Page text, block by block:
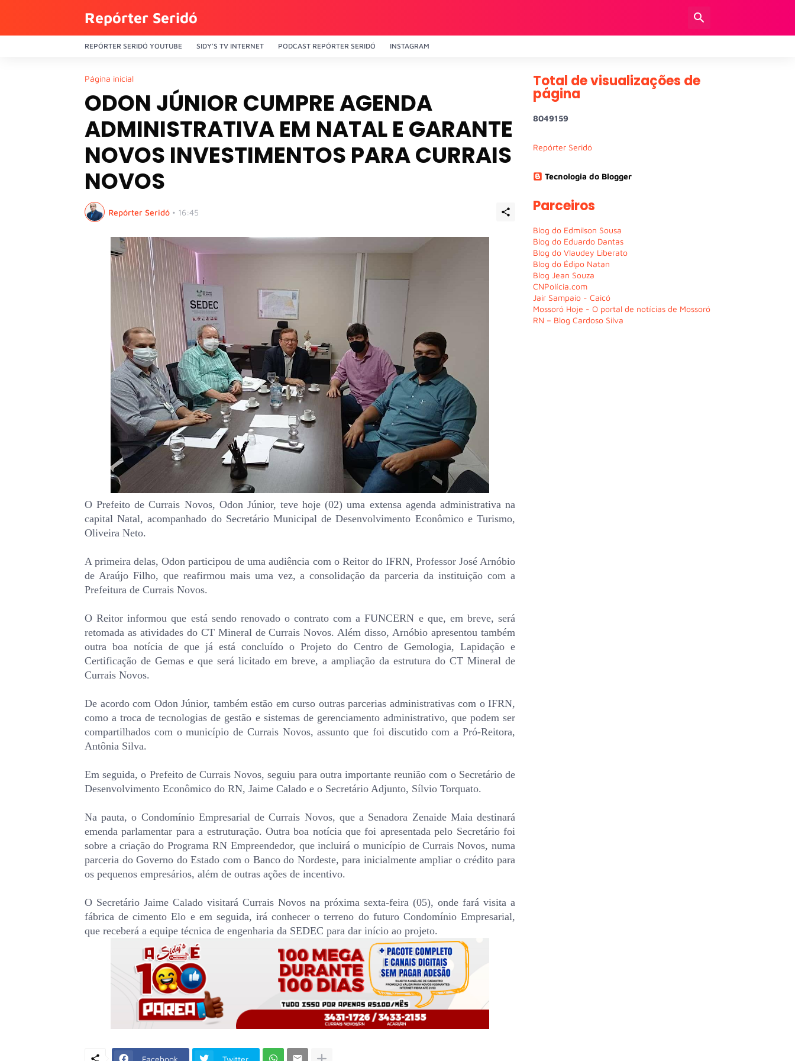
Repórter Seridó
REPÓRTER SERIDÓ YOUTUBE SIDY'S TV INTERNET PODCAST REPÓRTER SERIDÓ INSTAGRAM
Página inicial
ODON JÚNIOR CUMPRE AGENDA
ADMINISTRATIVA EM NATAL E GARANTE
NOVOS INVESTIMENTOS PARA CURRAIS
NOVOS
Repórter Seridó • 16:45
O Prefeito de Currais Novos, Odon Júnior, teve hoje (02) uma extensa agenda administrativa na
capital Natal, acompanhado do Secretário Municipal de Desenvolvimento Econômico e Turismo,
Oliveira Neto.
A primeira delas, Odon participou de uma audiência com o Reitor do IFRN, Professor José Arnóbio
de Araújo Filho, que reafirmou mais uma vez, a consolidação da parceria da instituição com a
Prefeitura de Currais Novos.
O Reitor informou que está sendo renovado o contrato com a FUNCERN e que, em breve, será
retomada as atividades do CT Mineral de Currais Novos. Além disso, Arnóbio apresentou também
outra boa notícia de que já está concluído o Projeto do Centro de Gemologia, Lapidação e
Certificação de Gemas e que será licitado em breve, a ampliação da estrutura do CT Mineral de
Currais Novos.
De acordo com Odon Júnior, também estão em curso outras parcerias administrativas com o IFRN,
como a troca de tecnologias de gestão e sistemas de gerenciamento administrativo, que podem ser
compartilhados com o município de Currais Novos, assunto que foi discutido com a Pró-Reitora,
Antônia Silva.
Em seguida, o Prefeito de Currais Novos, seguiu para outra importante reunião com o Secretário de
Desenvolvimento Econômico do RN, Jaime Calado e o Secretário Adjunto, Sílvio Torquato.
Na pauta, o Condomínio Empresarial de Currais Novos, que a Senadora Zenaide Maia destinará
emenda parlamentar para a estruturação. Outra boa notícia que foi apresentada pelo Secretário foi
sobre a criação do Programa RN Empreendedor, que incluirá o município de Currais Novos, numa
parceria do Governo do Estado com o Banco do Nordeste, para inicialmente ampliar o crédito para
os pequenos empresários, além de outras ações de incentivo.
O Secretário Jaime Calado visitará Currais Novos na próxima sexta-feira (05), onde fará visita a
fábrica de cimento Elo e em seguida, irá conhecer o terreno do futuro Condomínio Empresarial,
que receberá a equipe técnica de engenharia da SEDEC para dar início ao projeto.
Facebook Twitter
Total de visualizações de
página
8049159
Repórter Seridó
Tecnologia do Blogger
Parceiros
Blog do Edmilson Sousa
Blog do Eduardo Dantas
Blog do Vlaudey Liberato
Blog do Édipo Natan
Blog Jean Souza
CNPolícia.com
Jair Sampaio - Caicó
Mossoró Hoje - O portal de notícias de Mossoró
RN – Blog Cardoso Silva